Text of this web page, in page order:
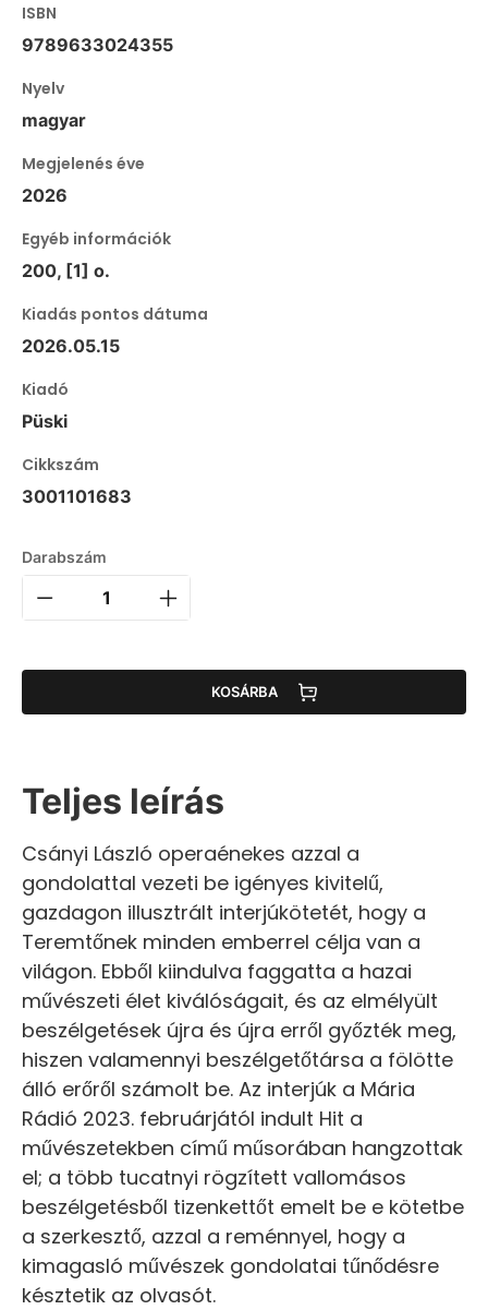
ISBN
9789633024355
Nyelv
magyar
Megjelenés éve
2026
Egyéb információk
200, [1] o.
Kiadás pontos dátuma
2026.05.15
Kiadó
Püski
Cikkszám
3001101683
Darabszám
KOSÁRBA
Teljes leírás
Csányi László operaénekes azzal a
gondolattal vezeti be igényes kivitelű,
gazdagon illusztrált interjúkötetét, hogy a
Teremtőnek minden emberrel célja van a
világon. Ebből kiindulva faggatta a hazai
művészeti élet kiválóságait, és az elmélyült
beszélgetések újra és újra erről győzték meg,
hiszen valamennyi beszélgetőtársa a fölötte
álló erőről számolt be. Az interjúk a Mária
Rádió 2023. februárjától indult Hit a
művészetekben című műsorában hangzottak
el; a több tucatnyi rögzített vallomásos
beszélgetésből tizenkettőt emelt be e kötetbe
a szerkesztő, azzal a reménnyel, hogy a
kimagasló művészek gondolatai tűnődésre
késztetik az olvasót.